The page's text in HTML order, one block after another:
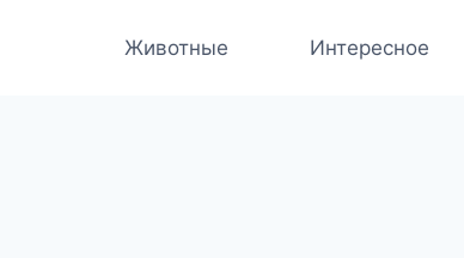
Животные Интересное